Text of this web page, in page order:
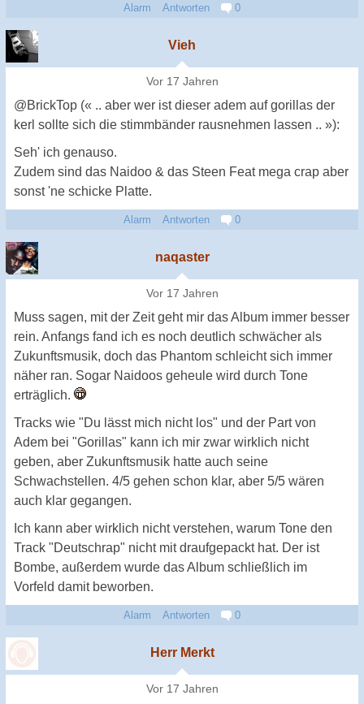
Alarm Antworten 0
Vieh
Vor 17 Jahren
@BrickTop (« .. aber wer ist dieser adem auf gorillas der
kerl sollte sich die stimmbänder rausnehmen lassen .. »):
Seh' ich genauso.
Zudem sind das Naidoo & das Steen Feat mega crap aber
sonst 'ne schicke Platte.
Alarm Antworten 0
naqaster
Vor 17 Jahren
Muss sagen, mit der Zeit geht mir das Album immer besser
rein. Anfangs fand ich es noch deutlich schwächer als
Zukunftsmusik, doch das Phantom schleicht sich immer
näher ran. Sogar Naidoos geheule wird durch Tone
erträglich.
Tracks wie "Du lässt mich nicht los" und der Part von
Adem bei "Gorillas" kann ich mir zwar wirklich nicht
geben, aber Zukunftsmusik hatte auch seine
Schwachstellen. 4/5 gehen schon klar, aber 5/5 wären
auch klar gegangen.
Ich kann aber wirklich nicht verstehen, warum Tone den
Track "Deutschrap" nicht mit draufgepackt hat. Der ist
Bombe, außerdem wurde das Album schließlich im
Vorfeld damit beworben.
Alarm Antworten 0
Herr Merkt
Vor 17 Jahren